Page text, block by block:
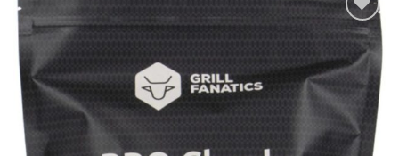
Toevoegen
verlanglijst